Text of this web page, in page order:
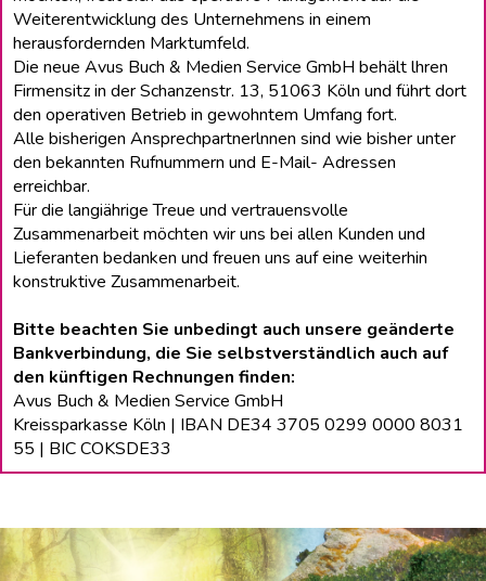
Weiterentwicklung des Unternehmens in einem
herausfordernden Marktumfeld.
Die neue Avus Buch & Medien Service GmbH behält lhren
Firmensitz in der Schanzenstr. 13, 51063 Köln und führt dort
den operativen Betrieb in gewohntem Umfang fort.
Alle bisherigen Ansprechpartnerlnnen sind wie bisher unter
den bekannten Rufnummern und E-Mail- Adressen
erreichbar.
Für die langiährige Treue und vertrauensvolle
Zusammenarbeit möchten wir uns bei allen Kunden und
Lieferanten bedanken und freuen uns auf eine weiterhin
konstruktive Zusammenarbeit.
Bitte beachten Sie unbedingt auch unsere geänderte
Bankverbindung, die Sie selbstverständlich auch auf
den künftigen Rechnungen finden:
Avus Buch & Medien Service GmbH
Kreissparkasse Köln | IBAN DE34 3705 0299 0000 8031
55 | BIC COKSDE33